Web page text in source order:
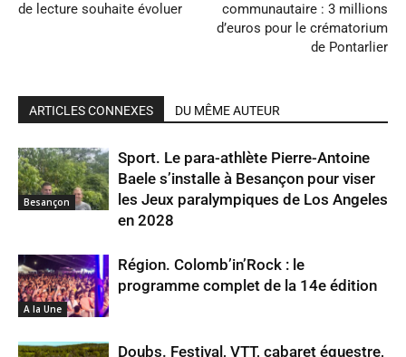
de lecture souhaite évoluer
communautaire : 3 millions
d’euros pour le crématorium
de Pontarlier
ARTICLES CONNEXES DU MÊME AUTEUR
Besançon
Sport. Le para-athlète Pierre-Antoine
Baele s’installe à Besançon pour viser
les Jeux paralympiques de Los Angeles
en 2028
A la Une
Région. Colomb’in’Rock : le
programme complet de la 14e édition
Doubs. Festival, VTT, cabaret équestre,